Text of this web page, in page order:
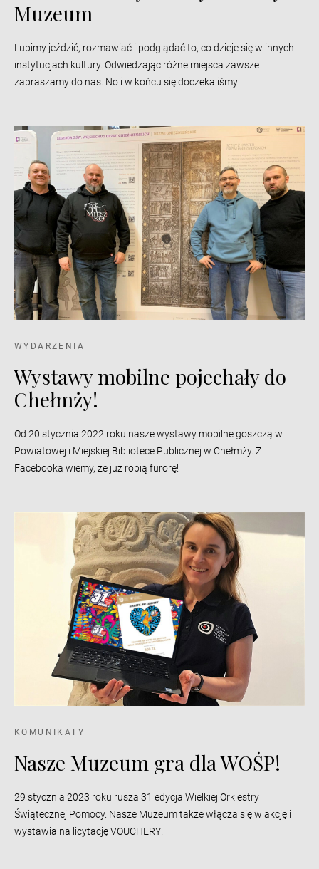
Muzeum
Lubimy jeździć, rozmawiać i podglądać to, co dzieje się w innych
instytucjach kultury. Odwiedzając różne miejsca zawsze
zapraszamy do nas. No i w końcu się doczekaliśmy!
WYDARZENIA
Wystawy mobilne pojechały do
Chełmży!
Od 20 stycznia 2022 roku nasze wystawy mobilne goszczą w
Powiatowej i Miejskiej Bibliotece Publicznej w Chełmży. Z
Facebooka wiemy, że już robią furorę!
KOMUNIKATY
Nasze Muzeum gra dla WOŚP!
29 stycznia 2023 roku rusza 31 edycja Wielkiej Orkiestry
Świątecznej Pomocy. Nasze Muzeum także włącza się w akcję i
wystawia na licytację VOUCHERY!